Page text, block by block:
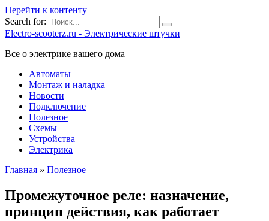
Перейти к контенту
Search for:
Electro-scooterz.ru - Электрические штучки
Все о электрике вашего дома
Автоматы
Монтаж и наладка
Новости
Подключение
Полезное
Схемы
Устройства
Электрика
Главная » Полезное
Промежуточное реле: назначение,
принцип действия, как работает